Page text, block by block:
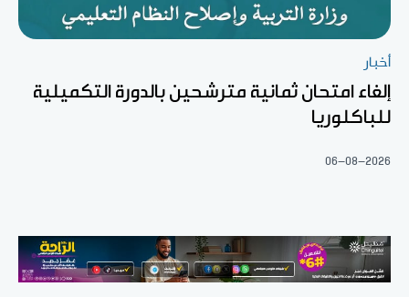
أخبار
إلغاء امتحان ثمانية مترشحين بالدورة التكميلية
للباكلوريا
06-08-2026